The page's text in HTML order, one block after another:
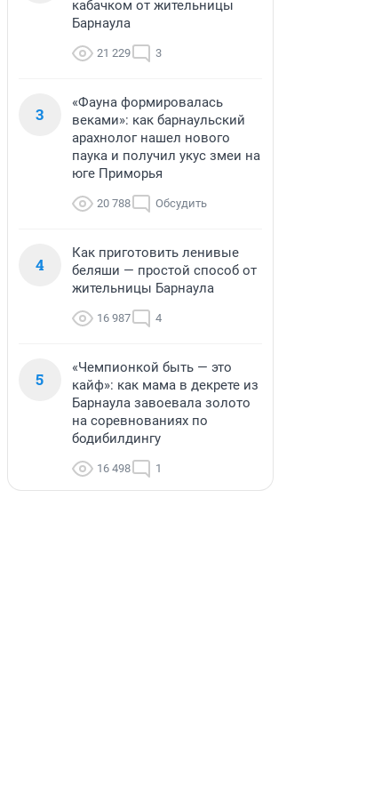
кабачком от жительницы
Барнаула
21 229 3
3
«Фауна формировалась
веками»: как барнаульский
арахнолог нашел нового
паука и получил укус змеи на
юге Приморья
20 788 Обсудить
4
Как приготовить ленивые
беляши — простой способ от
жительницы Барнаула
16 987 4
5
«Чемпионкой быть — это
кайф»: как мама в декрете из
Барнаула завоевала золото
на соревнованиях по
бодибилдингу
16 498 1